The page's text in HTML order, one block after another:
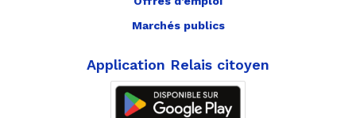
Marchés publics
Application Relais citoyen